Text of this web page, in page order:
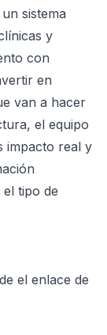
sistema
y
con
en
van a hacer
el equipo
impacto real y
tipo de
el enlace de